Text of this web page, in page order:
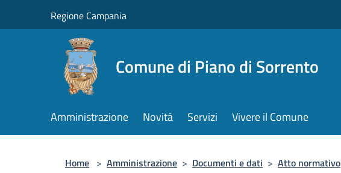
Regione Campania
Comune di Piano di Sorrento
Amministrazione Novità Servizi Vivere il Comune
Home > Amministrazione > Documenti e dati > Atto normativo